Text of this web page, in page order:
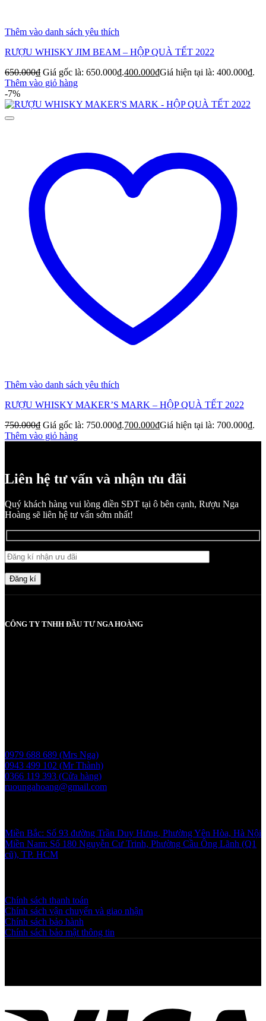
Thêm vào danh sách yêu thích
RƯỢU WHISKY JIM BEAM – HỘP QUÀ TẾT 2022
650.000₫ Giá gốc là: 650.000₫.400.000₫Giá hiện tại là: 400.000₫.
Thêm vào giỏ hàng
-7%
Thêm vào danh sách yêu thích
RƯỢU WHISKY MAKER’S MARK – HỘP QUÀ TẾT 2022
750.000₫ Giá gốc là: 750.000₫.700.000₫Giá hiện tại là: 700.000₫.
Thêm vào giỏ hàng
Liên hệ tư vấn và nhận ưu đãi
Quý khách hàng vui lòng điền SĐT tại ô bên cạnh, Rượu Nga
Hoàng sẽ liên hệ tư vấn sớm nhất!
Đăng kí
CÔNG TY TNHH ĐẦU TƯ NGA HOÀNG
0979 688 689 (Mrs Nga)
0943 499 102 (Mr Thành)
0366 119 393 (Cửa hàng)
ruoungahoang@gmail.com
Miền Bắc: Số 93 đường Trần Duy Hưng, Phường Yên Hòa, Hà Nội
Miền Nam: Số 180 Nguyễn Cư Trinh, Phường Cầu Ông Lãnh (Q1
cũ), TP. HCM
Chính sách thanh toán
Chính sách vận chuyển và giao nhận
Chính sách bảo hành
Chính sách bảo mật thông tin